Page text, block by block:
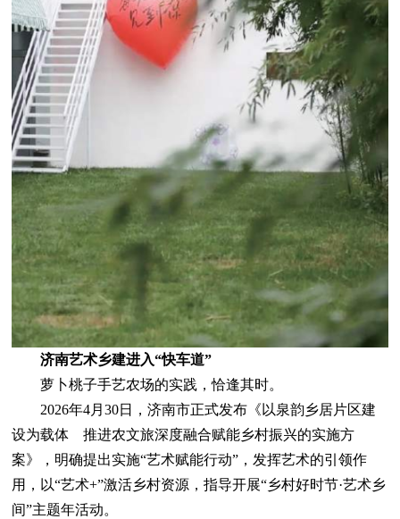
济南艺术乡建进入“快车道”
萝卜桃子手艺农场的实践，恰逢其时。
2026年4月30日，济南市正式发布《以泉韵乡居片区建
设为载体 推进农文旅深度融合赋能乡村振兴的实施方
案》，明确提出实施“艺术赋能行动”，发挥艺术的引领作
用，以“艺术+”激活乡村资源，指导开展“乡村好时节·艺术乡
间”主题年活动。